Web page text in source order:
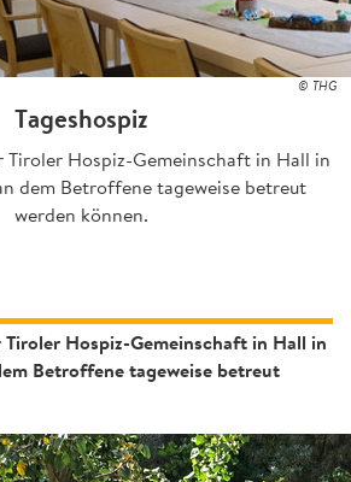
© THG
Tageshospiz
Tiroler Hospiz-Gemeinschaft in Hall in
dem Betroffene tageweise betreut
werden können.
Tiroler Hospiz-Gemeinschaft in Hall in
Betroffene tageweise betreut